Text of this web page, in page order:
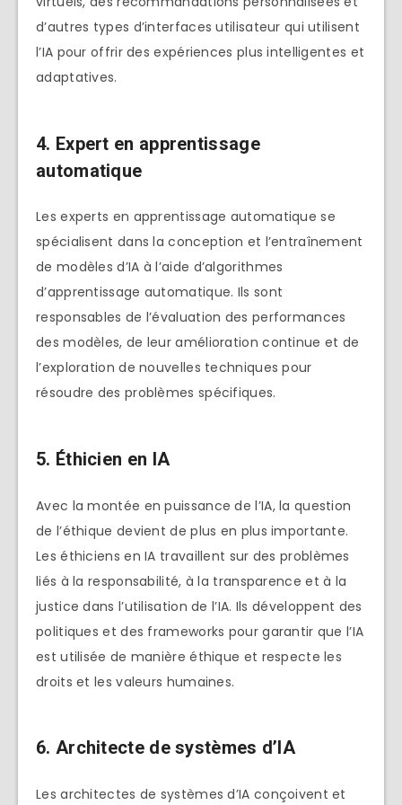
d’autres types d’interfaces utilisateur qui utilisent
l’IA pour offrir des expériences plus intelligentes et
adaptatives.
4. Expert en apprentissage
automatique
Les experts en apprentissage automatique se
spécialisent dans la conception et l’entraînement
de modèles d’IA à l’aide d’algorithmes
d’apprentissage automatique. Ils sont
responsables de l’évaluation des performances
des modèles, de leur amélioration continue et de
l’exploration de nouvelles techniques pour
résoudre des problèmes spécifiques.
5. Éthicien en IA
Avec la montée en puissance de l’IA, la question
de l’éthique devient de plus en plus importante.
Les éthiciens en IA travaillent sur des problèmes
liés à la responsabilité, à la transparence et à la
justice dans l’utilisation de l’IA. Ils développent des
politiques et des frameworks pour garantir que l’IA
est utilisée de manière éthique et respecte les
droits et les valeurs humaines.
6. Architecte de systèmes d’IA
Les architectes de systèmes d’IA conçoivent et